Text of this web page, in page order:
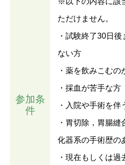
参加条
件
ただけません。
・試験終了30日
ない方
・薬を飲みこむの
・採血が苦手な方
・入院や手術を
・胃切除，胃腸
化器系の手術歴の
・現在もしくは